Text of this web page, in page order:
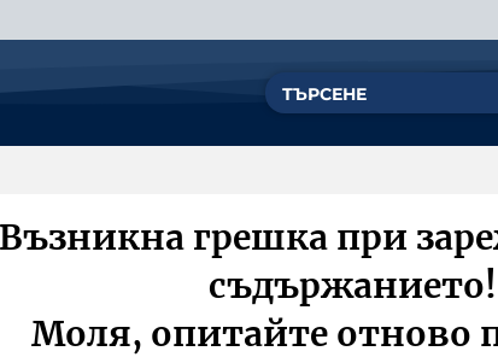
Възникна грешка при
съдържанието!
Моля, опитайте отново